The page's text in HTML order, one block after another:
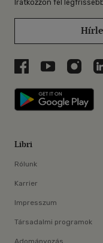
Iratkozzon fel
Libri aLibri aLibri
Libri
Rólunk
Karrier
Impresszum
Társadalmi programok